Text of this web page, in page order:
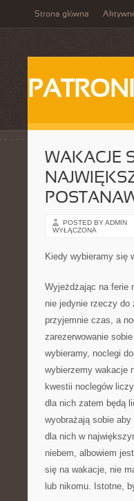
Strona główna
PATRONI
WAKACJE
POSTED BY ADMIN
WYŁĄCZONA
Kiedy wybieramy się
Wyjeżdżając na ferie
nie jedynie rzeczy do
przyjemnie czas, a
zarezerwowanie
wybieramy, noclegi
wybierzemy wakacje
kwestii noclegów
dla nich zatem będą
wyobrażają sobie
dla nich w
niebem, albowiem
się na wakacje, nie
lub nikomu. Istotne,